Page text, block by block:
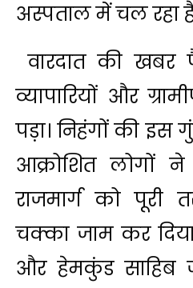
अस्पताल में चल रहा
वारदात की खबर
व्यापारियों और
पड़ा। निहंगों की इस
आक्रोशित लोगों ने
राजमार्ग को
चक्का जाम कर
और हेमकुंड साहिब जा